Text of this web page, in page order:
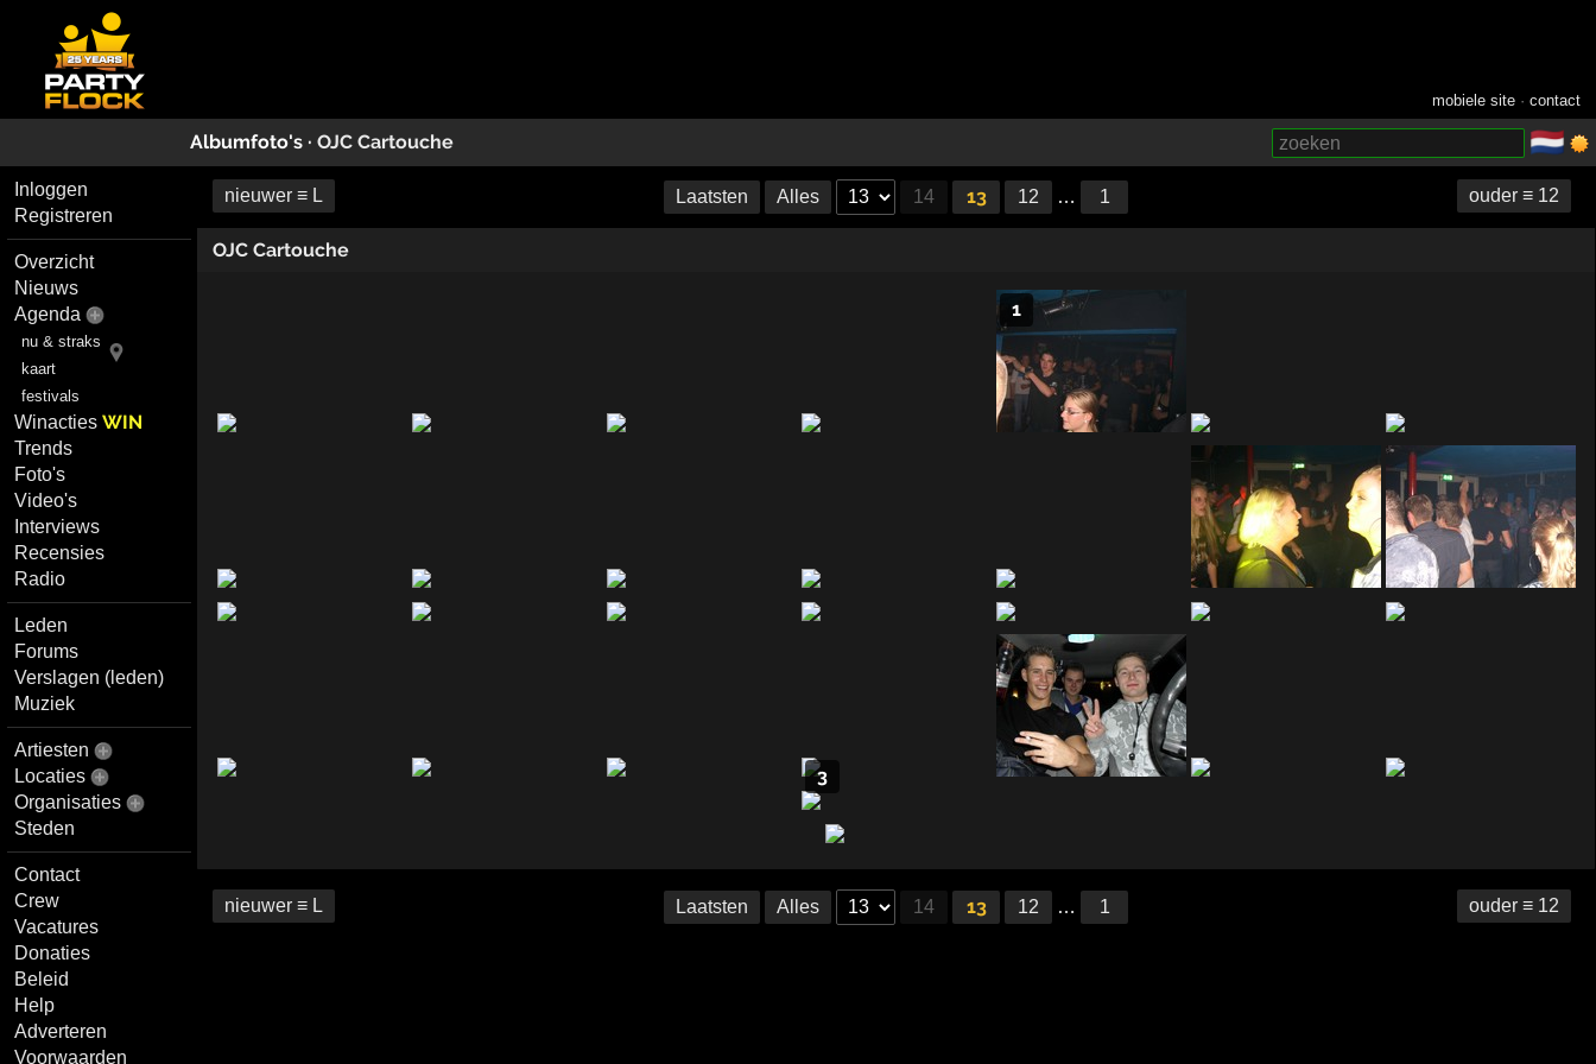
mobiele site ·contact
Albumfoto's · OJC Cartouche 🇳🇱
Inloggen
Registreren
Overzicht
Nieuws
Agenda
nu & straks
kaart
festivals
WinactiesWIN
Trends
Foto's
Video's
Interviews
Recensies
Radio
Leden
Forums
Verslagen (leden)
Muziek
Artiesten
Locaties
Organisaties
Steden
Contact
Crew
Vacatures
Donaties
Beleid
Help
Adverteren
Voorwaarden
nieuwer ≡ L Laatsten Alles 14 13 12 … 1 ouder ≡ 12
OJC Cartouche
1
3
nieuwer ≡ L Laatsten Alles 14 13 12 … 1 ouder ≡ 12